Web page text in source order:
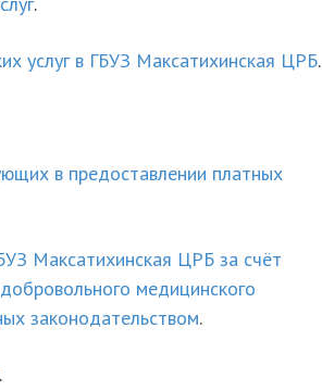
услуг в ГБУЗ Максатихинская ЦРБ.
в предоставлении платных
Максатихинская ЦРБ за счёт
медицинского
законодательством.
.